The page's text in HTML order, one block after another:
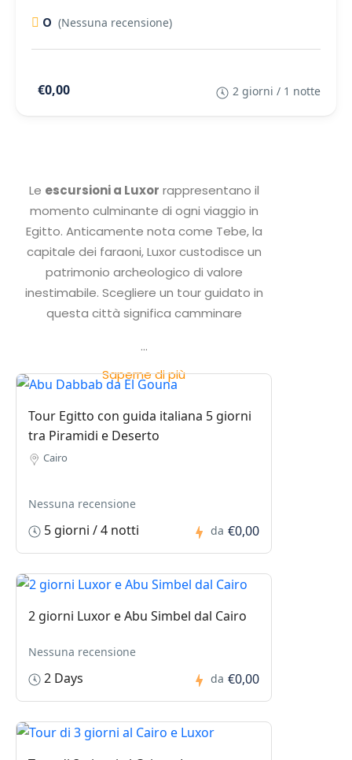
0 (Nessuna recensione)
€0,00 2 giorni / 1 notte
Le escursioni a Luxor rappresentano il
momento culminante di ogni viaggio in
Egitto. Anticamente nota come Tebe, la
capitale dei faraoni, Luxor custodisce un
patrimonio archeologico di valore
inestimabile. Scegliere un tour guidato in
questa città significa camminare
...
Saperne di più
Tour Egitto con guida italiana 5 giorni
tra Piramidi e Deserto
Cairo
Nessuna recensione
5 giorni / 4 notti da €0,00
2 giorni Luxor e Abu Simbel dal Cairo
Nessuna recensione
2 Days da €0,00